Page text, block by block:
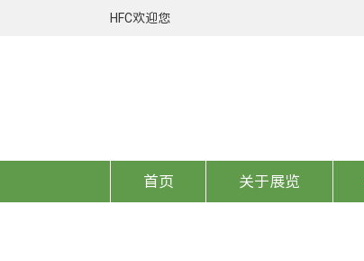
HFC欢迎您
首页 关于展览